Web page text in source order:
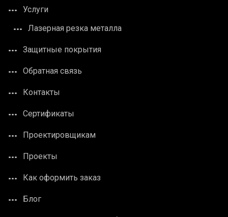
Услуги
Лазерная резка металла
Защитные покрытия
Обратная связь
Контакты
Сертификаты
Проектировщикам
Проекты
Как оформить заказ
Блог